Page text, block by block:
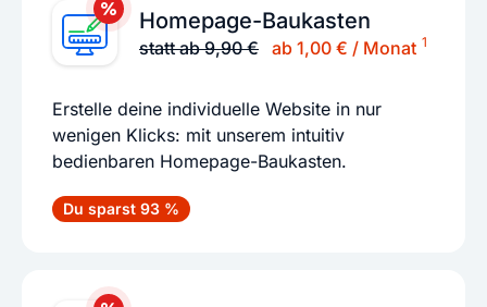
Homepage-Baukasten
statt ab 9,90 € ab 1,00 € / Monat 1
Erstelle deine individuelle Website in nur
wenigen Klicks: mit unserem intuitiv
bedienbaren Homepage-Baukasten.
Du sparst 93 %